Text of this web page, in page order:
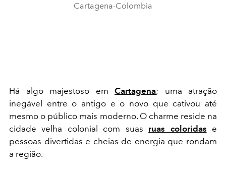
Cartagena-Colombia
Há algo majestoso em Cartagena; uma atração
inegável entre o antigo e o novo que cativou até
mesmo o público mais moderno. O charme reside na
cidade velha colonial com suas ruas coloridas e
pessoas divertidas e cheias de energia que rondam
a região.